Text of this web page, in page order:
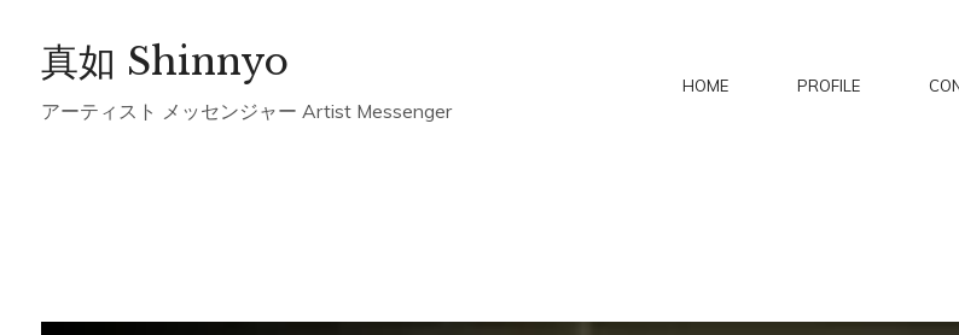
真如 Shinnyo
アーティスト メッセンジャー Artist Messenger
HOME PROFILE